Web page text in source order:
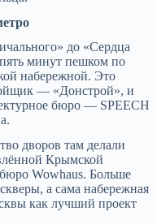
до «Сердца
минут пешком по
набережной. Это
— «Донстрой», и
бюро — SPEECH
дворов там делали
Крымской
Wowhaus. Больше
а сама набережная
как лучший проект